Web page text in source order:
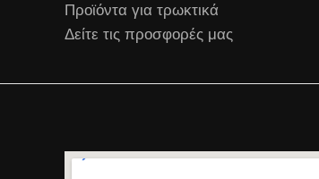
Προϊόντα για τρωκτικά
Δείτε τις προσφορές μας